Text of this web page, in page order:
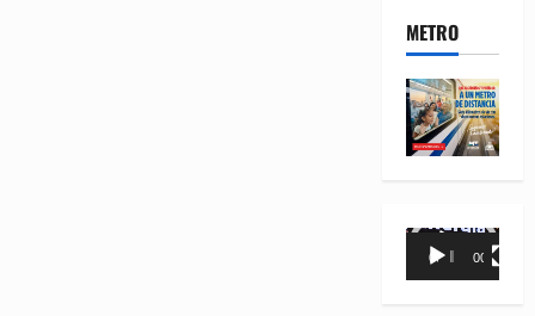
METRO
Reproductor
00:00 00:35